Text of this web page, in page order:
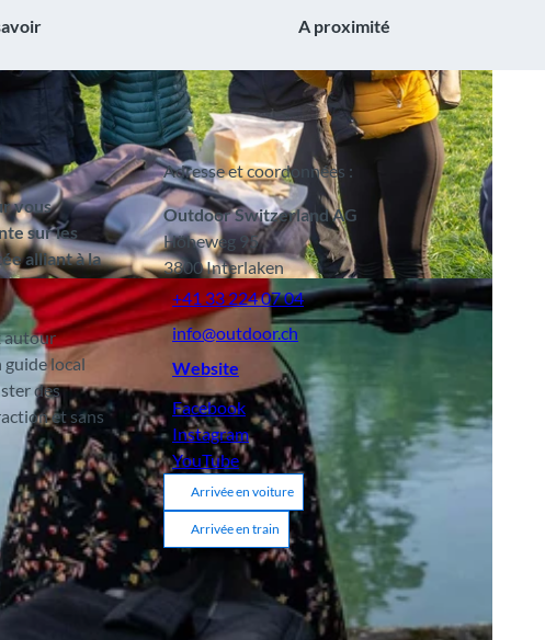
AG | CC-BY-SA
A proximité
vous
sur les
alliant à la
autour
guide local
des
et sans
Adresse et coordonnées :
Outdoor Switzerland AG
Höheweg 95
3800Interlaken
+41 33 224 07 04
info@outdoor.ch
Website
Facebook
Instagram
YouTube
Arrivée en voiture
Arrivée en train